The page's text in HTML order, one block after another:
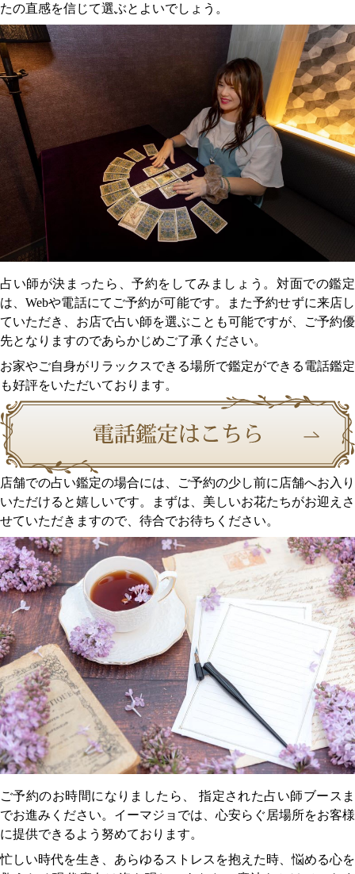
たの直感を信じて選ぶとよいでしょう。
占い師が決まったら、予約をしてみましょう。対面での鑑定
は、Webや電話にてご予約が可能です。また予約せずに来店し
ていただき、お店で占い師を選ぶことも可能ですが、ご予約優
先となりますのであらかじめご了承ください。
お家やご自身がリラックスできる場所で鑑定ができる電話鑑定
も好評をいただいております。
店舗での占い鑑定の場合には、ご予約の少し前に店舗へお入り
いただけると嬉しいです。まずは、美しいお花たちがお迎えさ
せていただきますので、待合でお待ちください。
ご予約のお時間になりましたら、 指定された占い師ブースま
でお進みください。イーマジョでは、心安らぐ居場所をお客様
に提供できるよう努めております。
忙しい時代を生き、あらゆるストレスを抱えた時、悩める心を